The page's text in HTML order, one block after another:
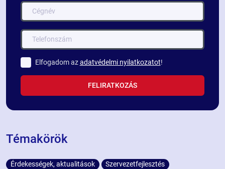
Elfogadom azadatvédelmi nyilatkozatot!
FELIRATKOZÁS
Témakörök
Érdekességek, aktualitások
Szervezetfejlesztés